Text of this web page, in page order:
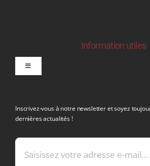
Information utiles
Toggle
Mentions légales
Inscrivez-vous à notre newsletter et soyez
dernières actualités !